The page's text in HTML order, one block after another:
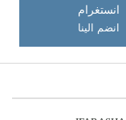
انستغرام
انضم الينا